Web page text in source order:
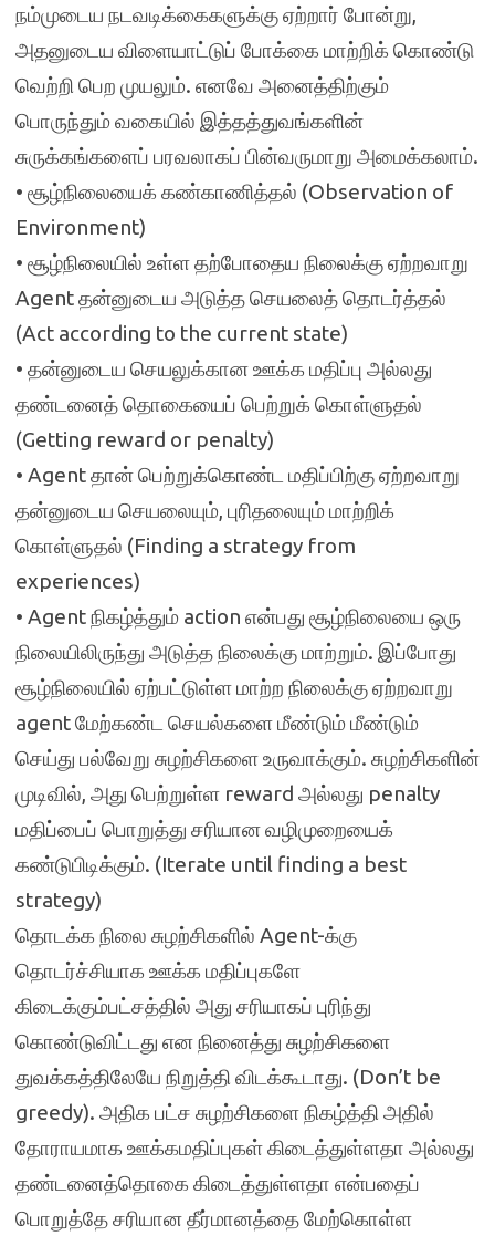
நம்முடைய நடவடிக்கைகளுக்கு ஏற்றார் போன்று,
அதனுடைய விளையாட்டுப் போக்கை மாற்றிக் கொண்டு
வெற்றி பெற முயலும். எனவே அனைத்திற்கும்
பொருந்தும் வகையில் இத்தத்துவங்களின்
சுருக்கங்களைப் பரவலாகப் பின்வருமாறு அமைக்கலாம்.
• சூழ்நிலையைக் கண்காணித்தல் (Observation of
Environment)
• சூழ்நிலையில் உள்ள தற்போதைய நிலைக்கு ஏற்றவாறு
Agent தன்னுடைய அடுத்த செயலைத் தொடர்த்தல்
(Act according to the current state)
• தன்னுடைய செயலுக்கான ஊக்க மதிப்பு அல்லது
தண்டனைத் தொகையைப் பெற்றுக் கொள்ளுதல்
(Getting reward or penalty)
• Agent தான் பெற்றுக்கொண்ட மதிப்பிற்கு ஏற்றவாறு
தன்னுடைய செயலையும், புரிதலையும் மாற்றிக்
கொள்ளுதல் (Finding a strategy from
experiences)
• Agent நிகழ்த்தும் action என்பது சூழ்நிலையை ஒரு
நிலையிலிருந்து அடுத்த நிலைக்கு மாற்றும். இப்போது
சூழ்நிலையில் ஏற்பட்டுள்ள மாற்ற நிலைக்கு ஏற்றவாறு
agent மேற்கண்ட செயல்களை மீண்டும் மீண்டும்
செய்து பல்வேறு சுழற்சிகளை உருவாக்கும். சுழற்சிகளின்
முடிவில், அது பெற்றுள்ள reward அல்லது penalty
மதிப்பைப் பொறுத்து சரியான வழிமுறையைக்
கண்டுபிடிக்கும். (Iterate until finding a best
strategy)
தொடக்க நிலை சுழற்சிகளில் Agent-க்கு
தொடர்ச்சியாக ஊக்க மதிப்புகளே
கிடைக்கும்பட்சத்தில் அது சரியாகப் புரிந்து
கொண்டுவிட்டது என நினைத்து சுழற்சிகளை
துவக்கத்திலேயே நிறுத்தி விடக்கூடாது. (Don’t be
greedy). அதிக பட்ச சுழற்சிகளை நிகழ்த்தி அதில்
தோராயமாக ஊக்கமதிப்புகள் கிடைத்துள்ளதா அல்லது
தண்டனைத்தொகை கிடைத்துள்ளதா என்பதைப்
பொறுத்தே சரியான தீர்மானத்தை மேற்கொள்ள